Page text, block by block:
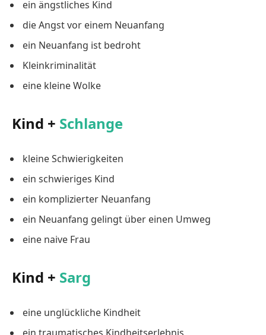
ein ängstliches Kind
die Angst vor einem Neuanfang
ein Neuanfang ist bedroht
Kleinkriminalität
eine kleine Wolke
Kind + Schlange
kleine Schwierigkeiten
ein schwieriges Kind
ein komplizierter Neuanfang
ein Neuanfang gelingt über einen Umweg
eine naive Frau
Kind + Sarg
eine unglückliche Kindheit